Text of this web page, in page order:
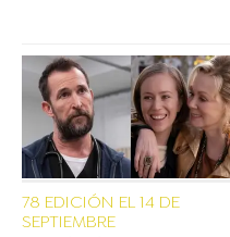
78 EDICIÓN EL 14 DE
SEPTIEMBRE